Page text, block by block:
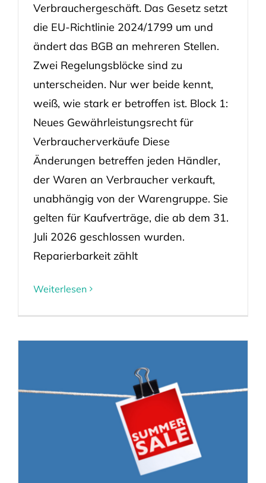
Verbrauchergeschäft. Das Gesetz setzt
die EU-Richtlinie 2024/1799 um und
ändert das BGB an mehreren Stellen.
Zwei Regelungsblöcke sind zu
unterscheiden. Nur wer beide kennt,
weiß, wie stark er betroffen ist. Block 1:
Neues Gewährleistungsrecht für
Verbraucherverkäufe Diese
Änderungen betreffen jeden Händler,
der Waren an Verbraucher verkauft,
unabhängig von der Warengruppe. Sie
gelten für Kaufverträge, die ab dem 31.
Juli 2026 geschlossen wurden.
Reparierbarkeit zählt
Weiterlesen